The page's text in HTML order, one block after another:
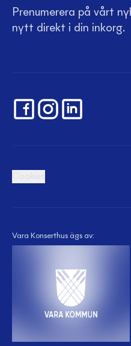
Prenumerera på vårt
nytt direkt i din inkorg.
Vara Konserthus ägs av: